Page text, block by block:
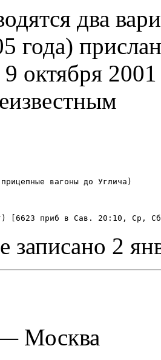
два
года)
9 октября
вагоны до Углича)
записано 2
Москва